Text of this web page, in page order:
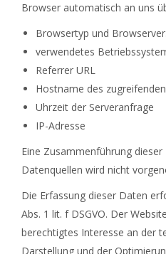
Browser automatisch an uns
Browsertyp und
verwendetes
Referrer URL
Hostname des
Uhrzeit der Serveranfrage
IP-Adresse
Eine Zusammenführung
Datenquellen wird nicht
Die Erfassung dieser Daten
Abs. 1 lit. f DSGVO. Der
berechtigtes Interesse an der
Darstellung und der